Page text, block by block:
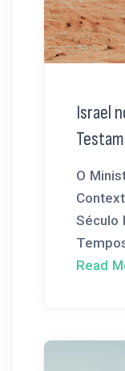
Israel
O
Século
Read